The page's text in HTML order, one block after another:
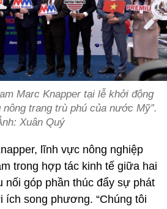
Marc Knapper tại lễ khởi động
trang trù phú của nước Mỹ”.
Xuân Quý
lĩnh vực nông nghiệp
trong hợp tác kinh tế giữa hai
nối góp phần thúc đẩy sự phát
ích song phương. “Chúng tôi